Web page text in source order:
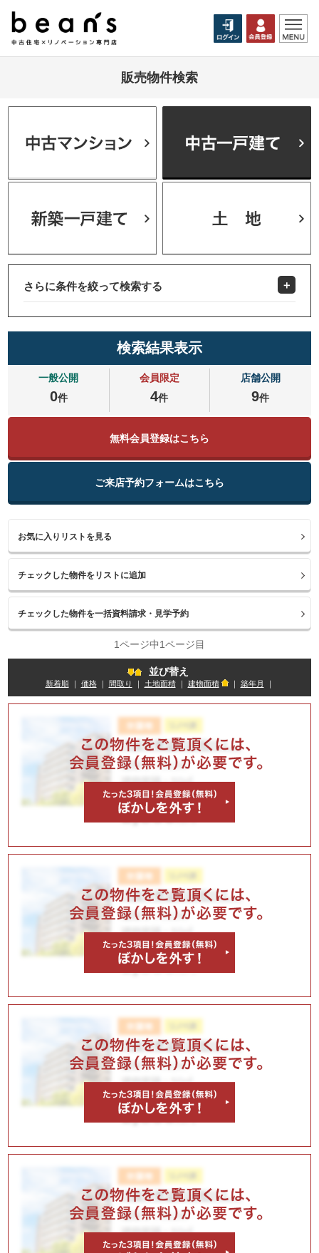
販売物件検索
さらに条件を絞って検索する
検索結果表示
一般公開
0件
会員限定
4件
店舗公開
9件
無料会員登録はこちら
ご来店予約フォームはこちら
お気に入りリストを見る
1ページ中1ページ目
並び替え
新着順｜ 価格｜ 間取り 土地面積｜ 建物面積 ｜ 築年月